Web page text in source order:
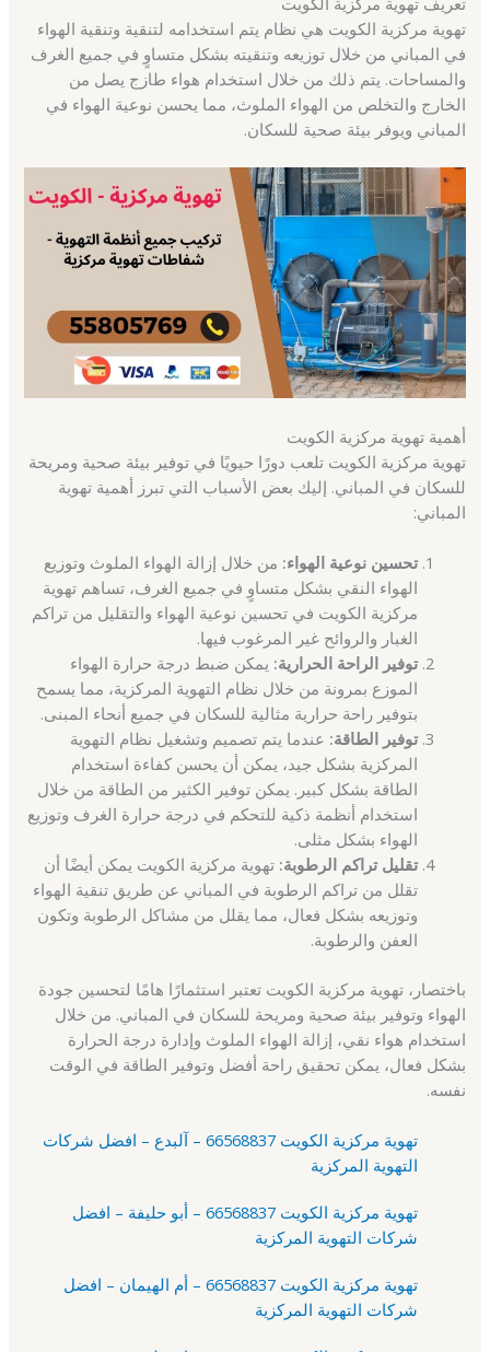
تهوية مركزية الكويت هي نظام يتم استخدامه لتنقية وتنقية الهواء
في المباني من خلال توزيعه وتنقيته بشكل متساوٍ في جميع الغرف
والمساحات. يتم ذلك من خلال استخدام هواء طازج يصل من
الخارج والتخلص من الهواء الملوث، مما يحسن نوعية الهواء في
المباني ويوفر بيئة صحية للسكان.
أهمية تهوية مركزية الكويت
تهوية مركزية الكويت تلعب دورًا حيويًا في توفير بيئة صحية ومريحة
للسكان في المباني. إليك بعض الأسباب التي تبرز أهمية تهوية
المباني:
تحسين نوعية الهواء: من خلال إزالة الهواء الملوث وتوزيع
الهواء النقي بشكل متساوٍ في جميع الغرف، تساهم تهوية
مركزية الكويت في تحسين نوعية الهواء والتقليل من تراكم
الغبار والروائح غير المرغوب فيها.
توفير الراحة الحرارية: يمكن ضبط درجة حرارة الهواء
الموزع بمرونة من خلال نظام التهوية المركزية، مما يسمح
بتوفير راحة حرارية مثالية للسكان في جميع أنحاء المبنى.
توفير الطاقة: عندما يتم تصميم وتشغيل نظام التهوية
المركزية بشكل جيد، يمكن أن يحسن كفاءة استخدام
الطاقة بشكل كبير. يمكن توفير الكثير من الطاقة من خلال
استخدام أنظمة ذكية للتحكم في درجة حرارة الغرف وتوزيع
الهواء بشكل مثلى.
تقليل تراكم الرطوبة: تهوية مركزية الكويت يمكن أيضًا أن
تقلل من تراكم الرطوبة في المباني عن طريق تنقية الهواء
وتوزيعه بشكل فعال، مما يقلل من مشاكل الرطوبة وتكون
العفن والرطوبة.
باختصار، تهوية مركزية الكويت تعتبر استثمارًا هامًا لتحسين جودة
الهواء وتوفير بيئة صحية ومريحة للسكان في المباني. من خلال
استخدام هواء نقي، إزالة الهواء الملوث وإدارة درجة الحرارة
بشكل فعال، يمكن تحقيق راحة أفضل وتوفير الطاقة في الوقت
نفسه.
تهوية مركزية الكويت 66568837 – آلبدع – افضل شركات
التهوية المركزية
تهوية مركزية الكويت 66568837 – أبو حليفة – افضل
شركات التهوية المركزية
تهوية مركزية الكويت 66568837 – أم الهيمان – افضل
شركات التهوية المركزية